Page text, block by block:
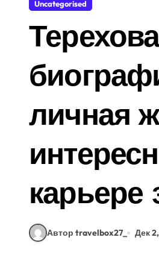
Uncategorised
личная
карьере
Автор travelbox27_ Дек